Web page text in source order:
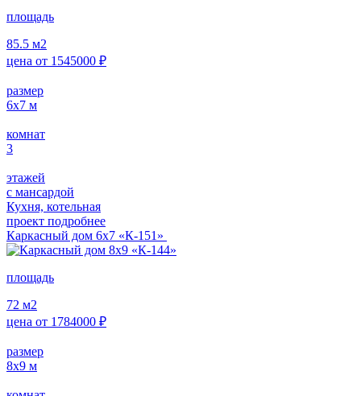
площадь
85.5 м2
цена от 1545000 ₽
размер
6x7 м
комнат
3
этажей
с мансардой
Кухня, котельная
проект подробнее
Каркасный дом 6х7 «К-151»
площадь
72 м2
цена от 1784000 ₽
размер
8x9 м